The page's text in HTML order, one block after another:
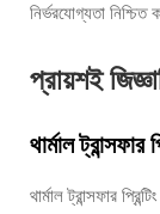
নির্ভরযোগ্যতা
প্রায়শই
থার্মাল ট্রান্সফার
থার্মাল ট্রান্সফার